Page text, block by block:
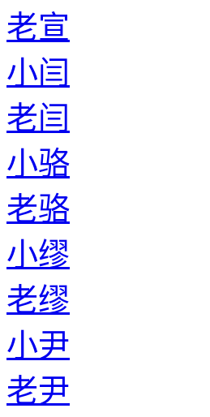
老宣
小闫
老闫
小骆
老骆
小缪
老缪
小尹
老尹